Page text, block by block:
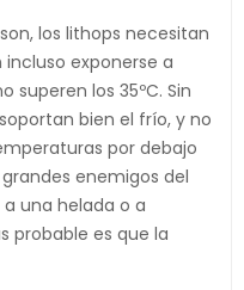
los lithops necesitan
exponerse a
superen los 35ºC. Sin
bien el frío, y no
por debajo
grandes enemigos del
una helada o a
probable es que la